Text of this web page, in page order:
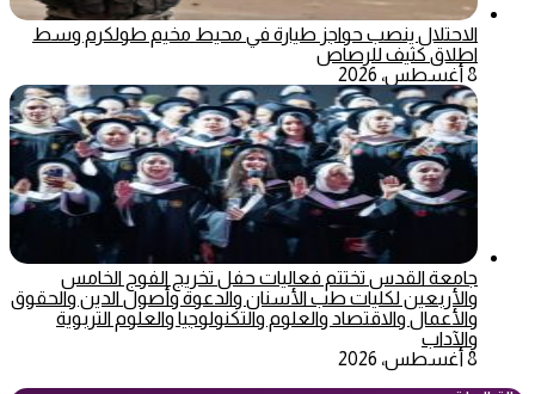
الاحتلال ينصب حواجز طيارة في محيط مخيم طولكرم وسط
اطلاق كثيف للرصاص
8 أغسطس، 2026
جامعة القدس تختتم فعاليات حفل تخريج الفوج الخامس
والأربعين لكليات طب الأسنان والدعوة وأصول الدين والحقوق
والأعمال والاقتصاد والعلوم والتكنولوجيا والعلوم التربوية
والآداب
8 أغسطس، 2026